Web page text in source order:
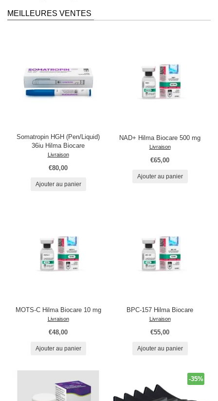
MEILLEURES VENTES
Somatropin HGH (Pen/Liquid)
36iu Hilma Biocare
Livraison
€80,00
Ajouter au panier
NAD+ Hilma Biocare 500 mg
Livraison
€65,00
Ajouter au panier
MOTS-C Hilma Biocare 10 mg
Livraison
€48,00
Ajouter au panier
BPC-157 Hilma Biocare
Livraison
€55,00
Ajouter au panier
-35%